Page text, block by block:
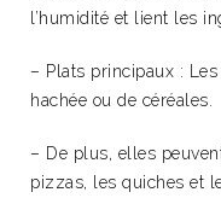
l’humidité et lient les
– Plats principaux :
hachée ou de céréales.
– De plus, elles
pizzas, les quiches et